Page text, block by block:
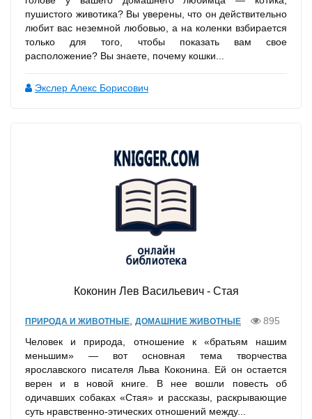
пушистого животика? Вы уверены, что он действительно
любит вас неземной любовью, а на коленки взбирается
только для того, чтобы показать вам свое
расположение? Вы знаете, почему кошки...
Экслер Алекс Борисович
Коконин Лев Васильевич - Стая
ПРИРОДА И ЖИВОТНЫЕ ДОМАШНИЕ ЖИВОТНЫЕ
895
Человек и природа, отношение к «братьям нашим
меньшим» — вот основная тема творчества
ярославского писателя Льва Коконина. Ей он остается
верен и в новой книге. В нее вошли повесть об
одичавших собаках «Стая» и рассказы, раскрывающие
суть нравственно-этических отношений между...